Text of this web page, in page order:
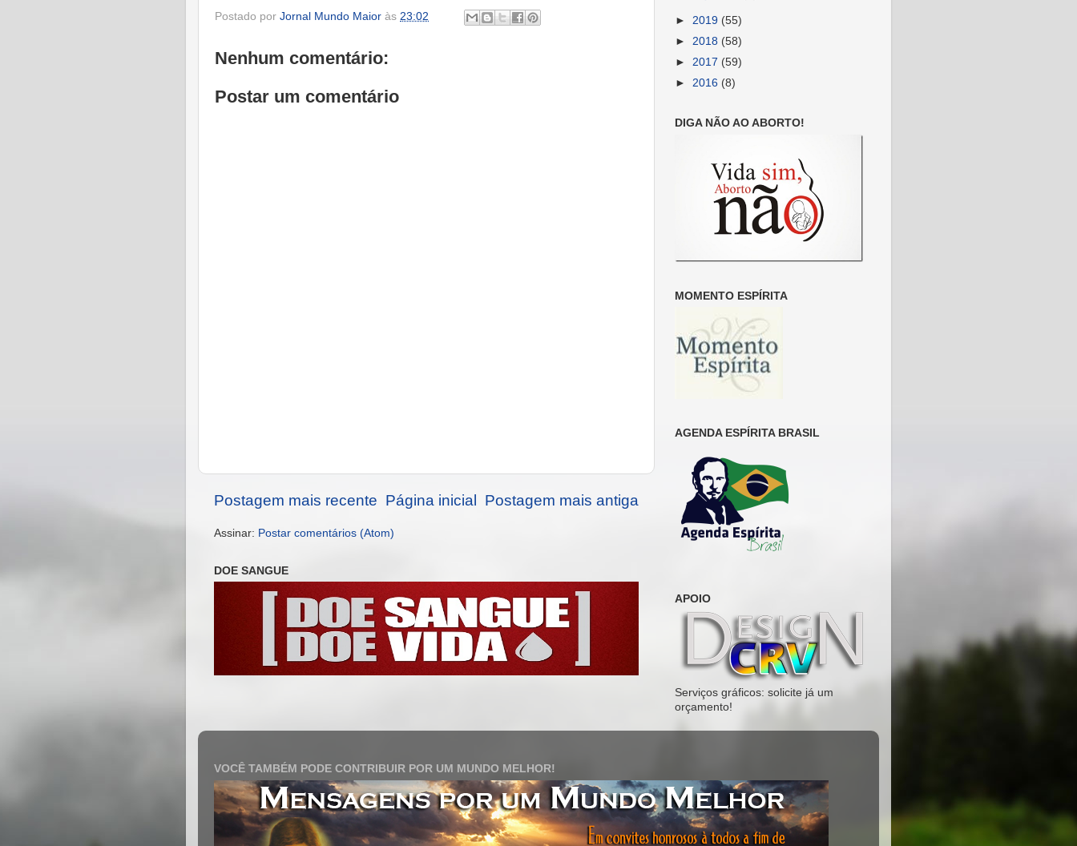
Postado por Jornal Mundo Maior às 23:02
Nenhum comentário:
Postar um comentário
Postagem mais recente Postagem mais antiga
Página inicial
Assinar: Postar comentários (Atom)
DOE SANGUE
► 2019 (55)
► 2018 (58)
► 2017 (59)
► 2016 (8)
DIGA NÃO AO ABORTO!
MOMENTO ESPÍRITA
AGENDA ESPÍRITA BRASIL
APOIO
Serviços gráficos: solicite já um
orçamento!
VOCÊ TAMBÉM PODE CONTRIBUIR POR UM MUNDO MELHOR!